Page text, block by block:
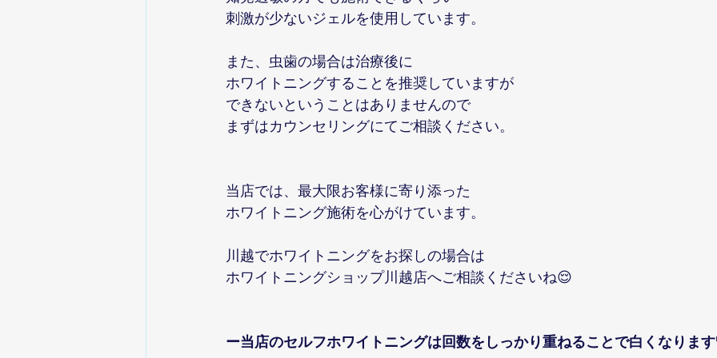
刺激が少ないジェルを使用しています。
また、虫歯の場合は治療後に
ホワイトニングすることを推奨していますが
できないということはありませんので
まずはカウンセリングにてご相談ください。
当店では、最大限お客様に寄り添った
ホワイトニング施術を心がけています。
川越でホワイトニングをお探しの場合は
ホワイトニングショップ川越店へご相談くださいね😌
ー当店のセルフホワイトニングは回数をしっかり重ねることで白くなりま